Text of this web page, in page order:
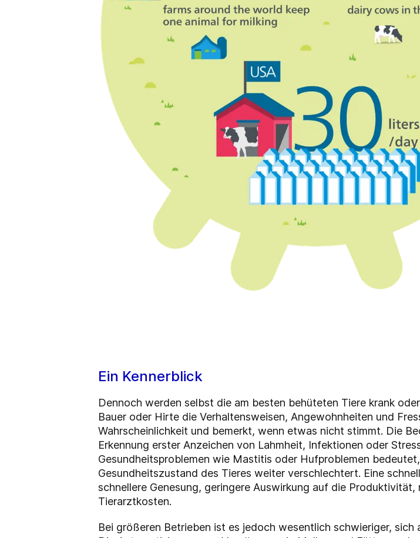
Ein Kennerblick
Dennoch werden selbst die am besten behüteten Tiere krank
Bauer oder Hirte die Verhaltensweisen, Angewohnheiten und
Wahrscheinlichkeit und bemerkt, wenn etwas nicht stimmt. Die
Erkennung erster Anzeichen von Lahmheit, Infektionen oder
Gesundheitsproblemen wie Mastitis oder Hufproblemen
Gesundheitszustand des Tieres weiter verschlechtert. Eine
schnellere Genesung, geringere Auswirkung auf die
Tierarztkosten.
Bei größeren Betrieben ist es jedoch wesentlich schwieriger, sich